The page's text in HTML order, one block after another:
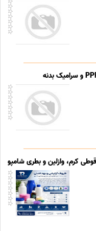
کرم، وازلین و بطری شامپو